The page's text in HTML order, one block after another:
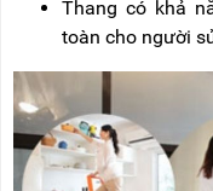
Thang có khả
toàn cho người